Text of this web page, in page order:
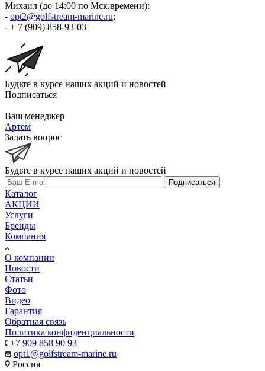
Михаил (до 14:00 по Мск.времени):
- opt2@golfstream-marine.ru;
- + 7 (909) 858-93-03
Будьте в курсе наших акций и новостей
Подписаться
Ваш менеджер
Артём
Задать вопрос
Будьте в курсе наших акций и новостей
Подписаться
Каталог
АКЦИИ
Услуги
Бренды
Компания
О компании
Новости
Статьи
Фото
Видео
Гарантия
Обратная связь
Политика конфиденциальности
+7 909 858 90 93
opt1@golfstream-marine.ru
Россия